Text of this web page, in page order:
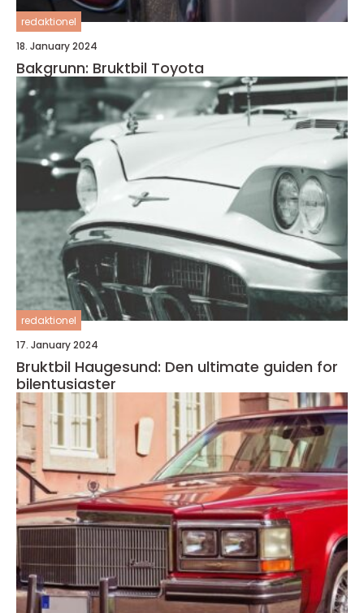
redaktionel
18. January 2024
Bakgrunn: Bruktbil Toyota
redaktionel
17. January 2024
Bruktbil Haugesund: Den ultimate guiden for
bilentusiaster